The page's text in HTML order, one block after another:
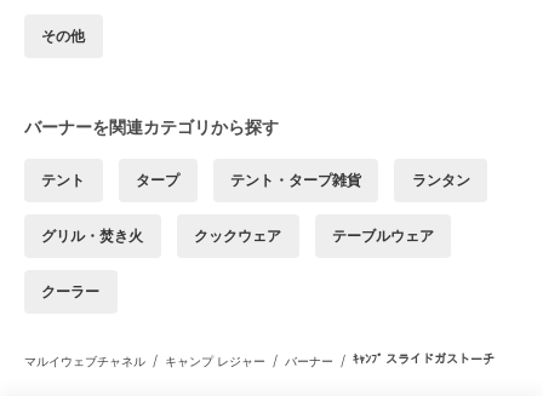
その他
バーナーを関連カテゴリから探す
テント タープ テント・タープ雑貨 ランタン
グリル・焚き火 クックウェア テーブルウェア
クーラー
マルイウェブチャネル / キャンプ レジャー / バーナー / ｷｬﾝﾌﾟ スライドガストーチ